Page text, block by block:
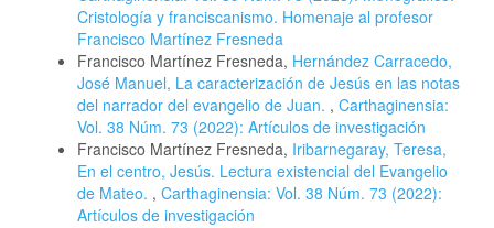
Cristología y franciscanismo. Homenaje al profesor
Francisco Martínez Fresneda
Francisco Martínez Fresneda, Hernández Carracedo,
José Manuel, La caracterización de Jesús en las notas
del narrador del evangelio de Juan. , Carthaginensia:
Vol. 38 Núm. 73 (2022): Artículos de investigación
Francisco Martínez Fresneda, Iribarnegaray, Teresa,
En el centro, Jesús. Lectura existencial del Evangelio
de Mateo. , Carthaginensia: Vol. 38 Núm. 73 (2022):
Artículos de investigación